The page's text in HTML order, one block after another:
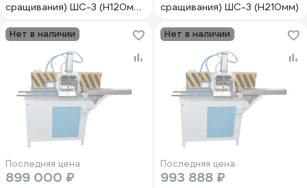
сращивания) ШС-3 (Н120мм)
сращивания) ШС-3 (Н210мм)
Нет в наличии
Последняя цена
899 000 ₽
Нет в наличии
Последняя цена
993 888 ₽